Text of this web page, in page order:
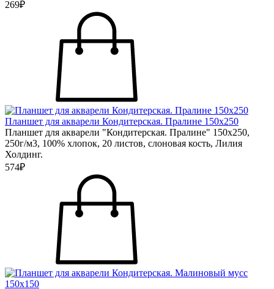
269₽
Планшет для акварели Кондитерская. Пралине 150х250
Планшет для акварели "Кондитерская. Пралине" 150х250,
250г/м3, 100% хлопок, 20 листов, слоновая кость, Лилия
Холдинг.
574₽